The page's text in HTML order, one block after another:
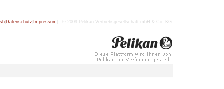
Datenschutz Impressum | © 2009 Pelikan Vertriebsgesellschaft mbH & Co. KG